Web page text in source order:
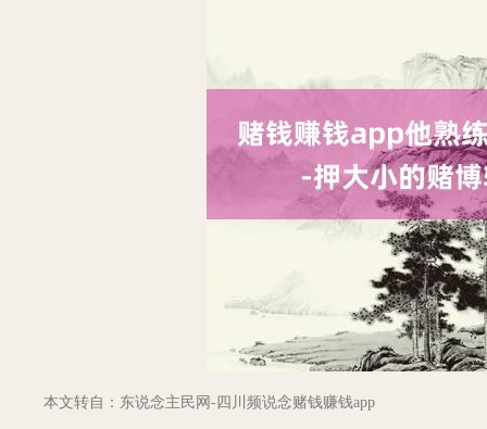
本文转自：东说念主民网-四川频说念赌钱赚钱app